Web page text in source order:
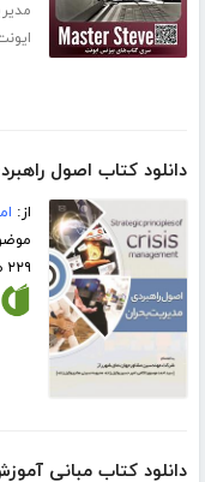
دانلود کتاب اصول
از:
۲۲۹ صفحه
دانلود کتاب مبانی